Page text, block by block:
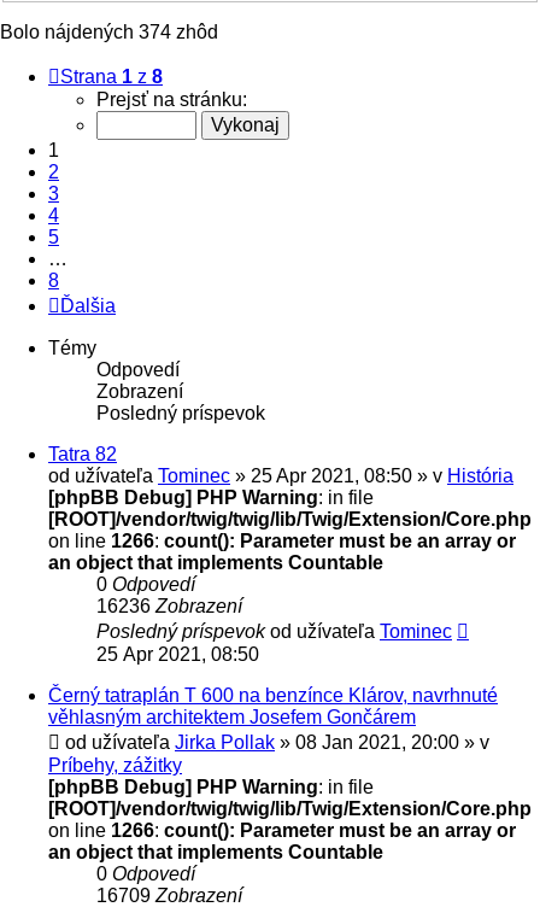
Bolo nájdených 374 zhôd
Strana 1 z 8
Prejsť na stránku:
1
2
3
4
5
…
8
Ďalšia
Témy
Odpovedí
Zobrazení
Posledný príspevok
Tatra 82
od užívateľa Tominec » 25 Apr 2021, 08:50 » v História
[phpBB Debug] PHP Warning: in file
[ROOT]/vendor/twig/twig/lib/Twig/Extension/Core.php
on line 1266: count(): Parameter must be an array or
an object that implements Countable
0 Odpovedí
16236 Zobrazení
Posledný príspevokod užívateľa Tominec
25 Apr 2021, 08:50
Černý tatraplán T 600 na benzínce Klárov, navrhnuté
věhlasným architektem Josefem Gončárem
od užívateľa Jirka Pollak » 08 Jan 2021, 20:00 » v
Príbehy, zážitky
[phpBB Debug] PHP Warning: in file
[ROOT]/vendor/twig/twig/lib/Twig/Extension/Core.php
on line 1266: count(): Parameter must be an array or
an object that implements Countable
0 Odpovedí
16709 Zobrazení